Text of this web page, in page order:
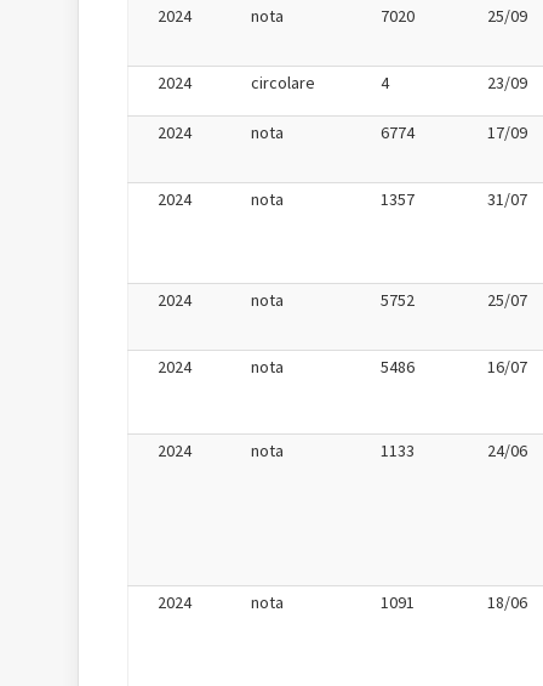
2024 nota 7020 25/09
2024 circolare 4 23/09
2024 nota 6774 17/09
2024 nota 1357 31/07
2024 nota 5752 25/07
2024 nota 5486 16/07
2024 nota 1133 24/06
2024 nota 1091 18/06